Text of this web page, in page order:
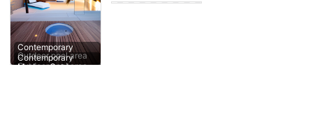
Contemporary
Outdoor pool area
Modern Outdoor
pool area
Contemporary